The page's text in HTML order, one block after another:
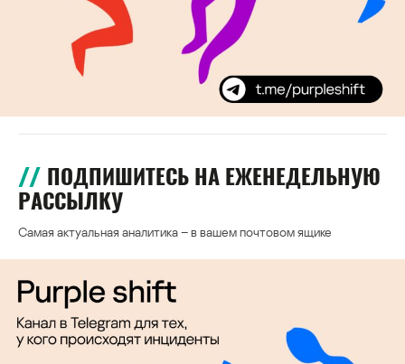
ПОДПИШИТЕСЬ НА ЕЖЕНЕДЕЛЬНУЮ
РАССЫЛКУ
Самая актуальная аналитика – в вашем почтовом ящике